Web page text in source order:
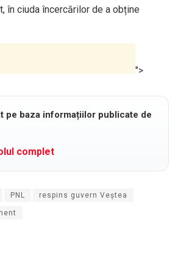
în ciuda încercărilor de a obține
">
pe baza informațiilor publicate de
complet
PNL respins guvern Veștea